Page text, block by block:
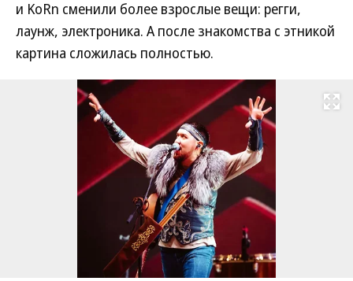
и KoRn сменили более взрослые вещи: регги,
лаунж, электроника. А после знакомства с этникой
картина сложилась полностью.
Развернуть